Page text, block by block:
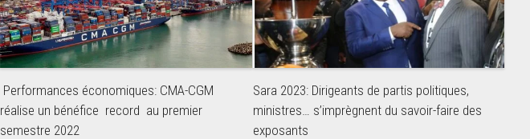
Performances économiques: CMA-CGM
réalise un bénéfice record au premier
semestre 2022
Sara 2023: Dirigeants de partis politiques,
ministres… s’imprègnent du savoir-faire des
exposants